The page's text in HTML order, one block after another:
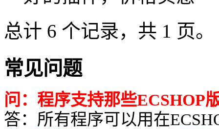
总计 6 个记录，共 1 页。
常见问题
问：程序支持那些ECSHOP
答：所有程序可以用在